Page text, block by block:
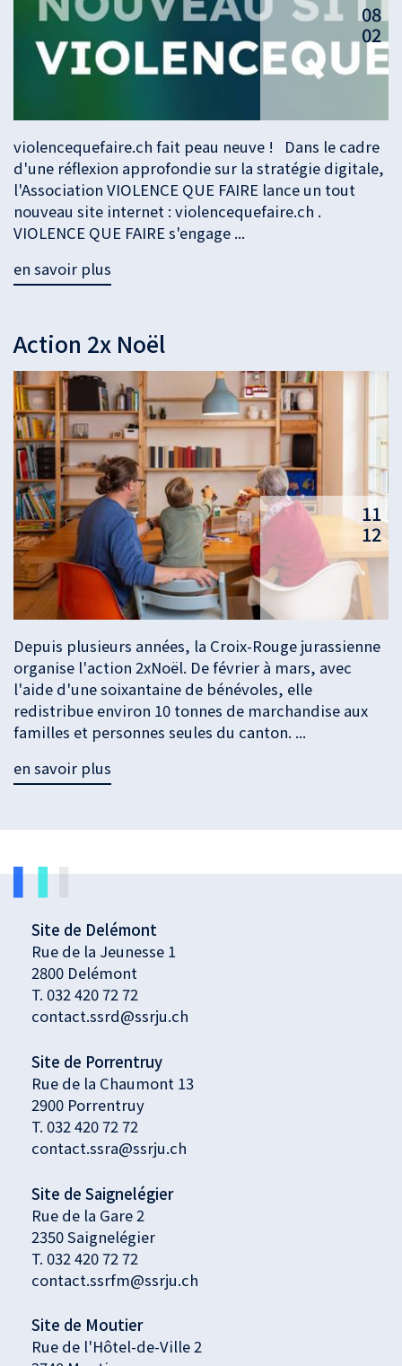
08
02
violencequefaire.ch fait peau neuve ! Dans le cadre
d'une réflexion approfondie sur la stratégie digitale,
l'Association VIOLENCE QUE FAIRE lance un tout
nouveau site internet : violencequefaire.ch .
VIOLENCE QUE FAIRE s'engage ...
en savoir plus
Action 2x Noël
11
12
Depuis plusieurs années, la Croix-Rouge jurassienne
organise l'action 2xNoël. De février à mars, avec
l'aide d'une soixantaine de bénévoles, elle
redistribue environ 10 tonnes de marchandise aux
familles et personnes seules du canton. ...
en savoir plus
Site de Delémont
Rue de la Jeunesse 1
2800 Delémont
T. 032 420 72 72
contact.ssrd@ssrju.ch
Site de Porrentruy
Rue de la Chaumont 13
2900 Porrentruy
T. 032 420 72 72
contact.ssra@ssrju.ch
Site de Saignelégier
Rue de la Gare 2
2350 Saignelégier
T. 032 420 72 72
contact.ssrfm@ssrju.ch
Site de Moutier
Rue de l'Hôtel-de-Ville 2